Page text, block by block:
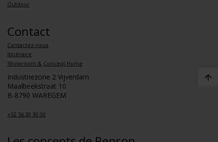
Outdoor
Contact
Contactez-nous
Itinéraire
Showroom & Concept Home
Industriezone 2 Vijverdam
Maalbeekstraat 10
B-8790 WAREGEM
+32 56 30 30 00